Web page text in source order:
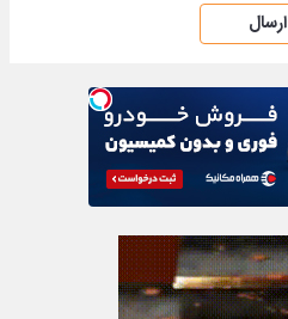
ارسال